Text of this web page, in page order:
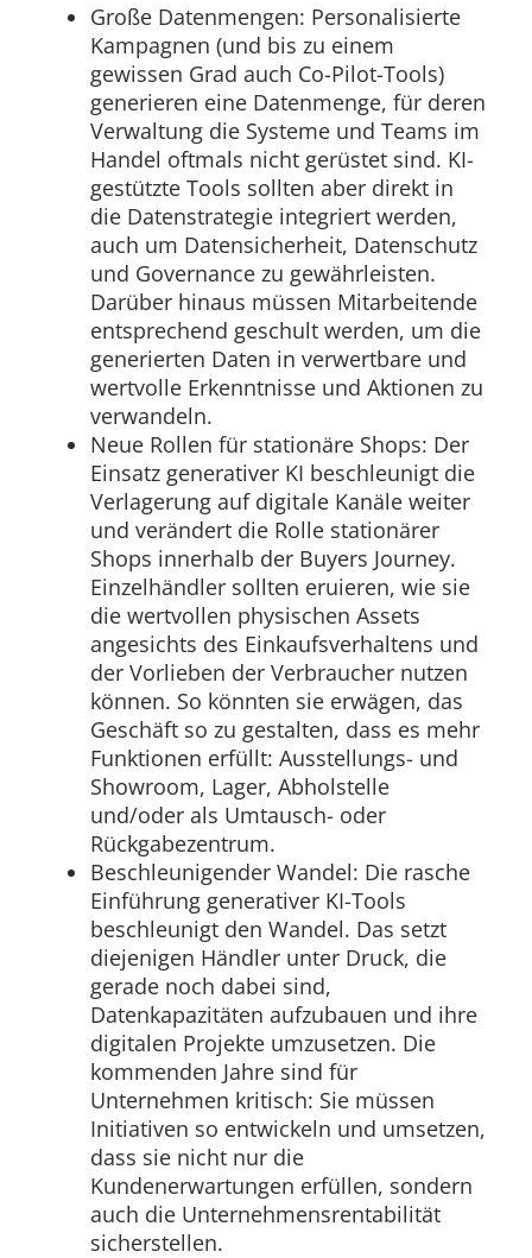
Große Datenmengen: Personalisierte
Kampagnen (und bis zu einem
gewissen Grad auch Co-Pilot-Tools)
generieren eine Datenmenge, für deren
Verwaltung die Systeme und Teams im
Handel oftmals nicht gerüstet sind. KI-
gestützte Tools sollten aber direkt in
die Datenstrategie integriert werden,
auch um Datensicherheit, Datenschutz
und Governance zu gewährleisten.
Darüber hinaus müssen Mitarbeitende
entsprechend geschult werden, um die
generierten Daten in verwertbare und
wertvolle Erkenntnisse und Aktionen zu
verwandeln.
Neue Rollen für stationäre Shops: Der
Einsatz generativer KI beschleunigt die
Verlagerung auf digitale Kanäle weiter
und verändert die Rolle stationärer
Shops innerhalb der Buyers Journey.
Einzelhändler sollten eruieren, wie sie
die wertvollen physischen Assets
angesichts des Einkaufsverhaltens und
der Vorlieben der Verbraucher nutzen
können. So könnten sie erwägen, das
Geschäft so zu gestalten, dass es mehr
Funktionen erfüllt: Ausstellungs- und
Showroom, Lager, Abholstelle
und/oder als Umtausch- oder
Rückgabezentrum.
Beschleunigender Wandel: Die rasche
Einführung generativer KI-Tools
beschleunigt den Wandel. Das setzt
diejenigen Händler unter Druck, die
gerade noch dabei sind,
Datenkapazitäten aufzubauen und ihre
digitalen Projekte umzusetzen. Die
kommenden Jahre sind für
Unternehmen kritisch: Sie müssen
Initiativen so entwickeln und umsetzen,
dass sie nicht nur die
Kundenerwartungen erfüllen, sondern
auch die Unternehmensrentabilität
sicherstellen.